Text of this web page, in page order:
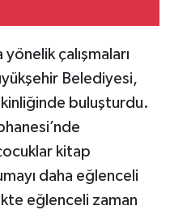
çalışmaları
Belediyesi,
buluşturdu.
kitap
daha eğlenceli
eğlenceli zaman